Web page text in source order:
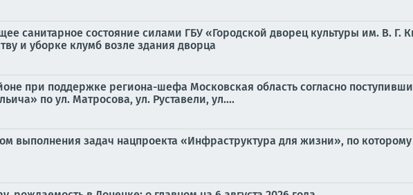
санитарное состояние силами ГБУ «Городской дворец культуры им. В. Г.
и уборке клумб возле здания дворца
при поддержке региона-шефа Московская область согласно
по ул. Матросова, ул. Руставели, ул....
выполнения задач нацпроекта «Инфраструктура для жизни», по которому